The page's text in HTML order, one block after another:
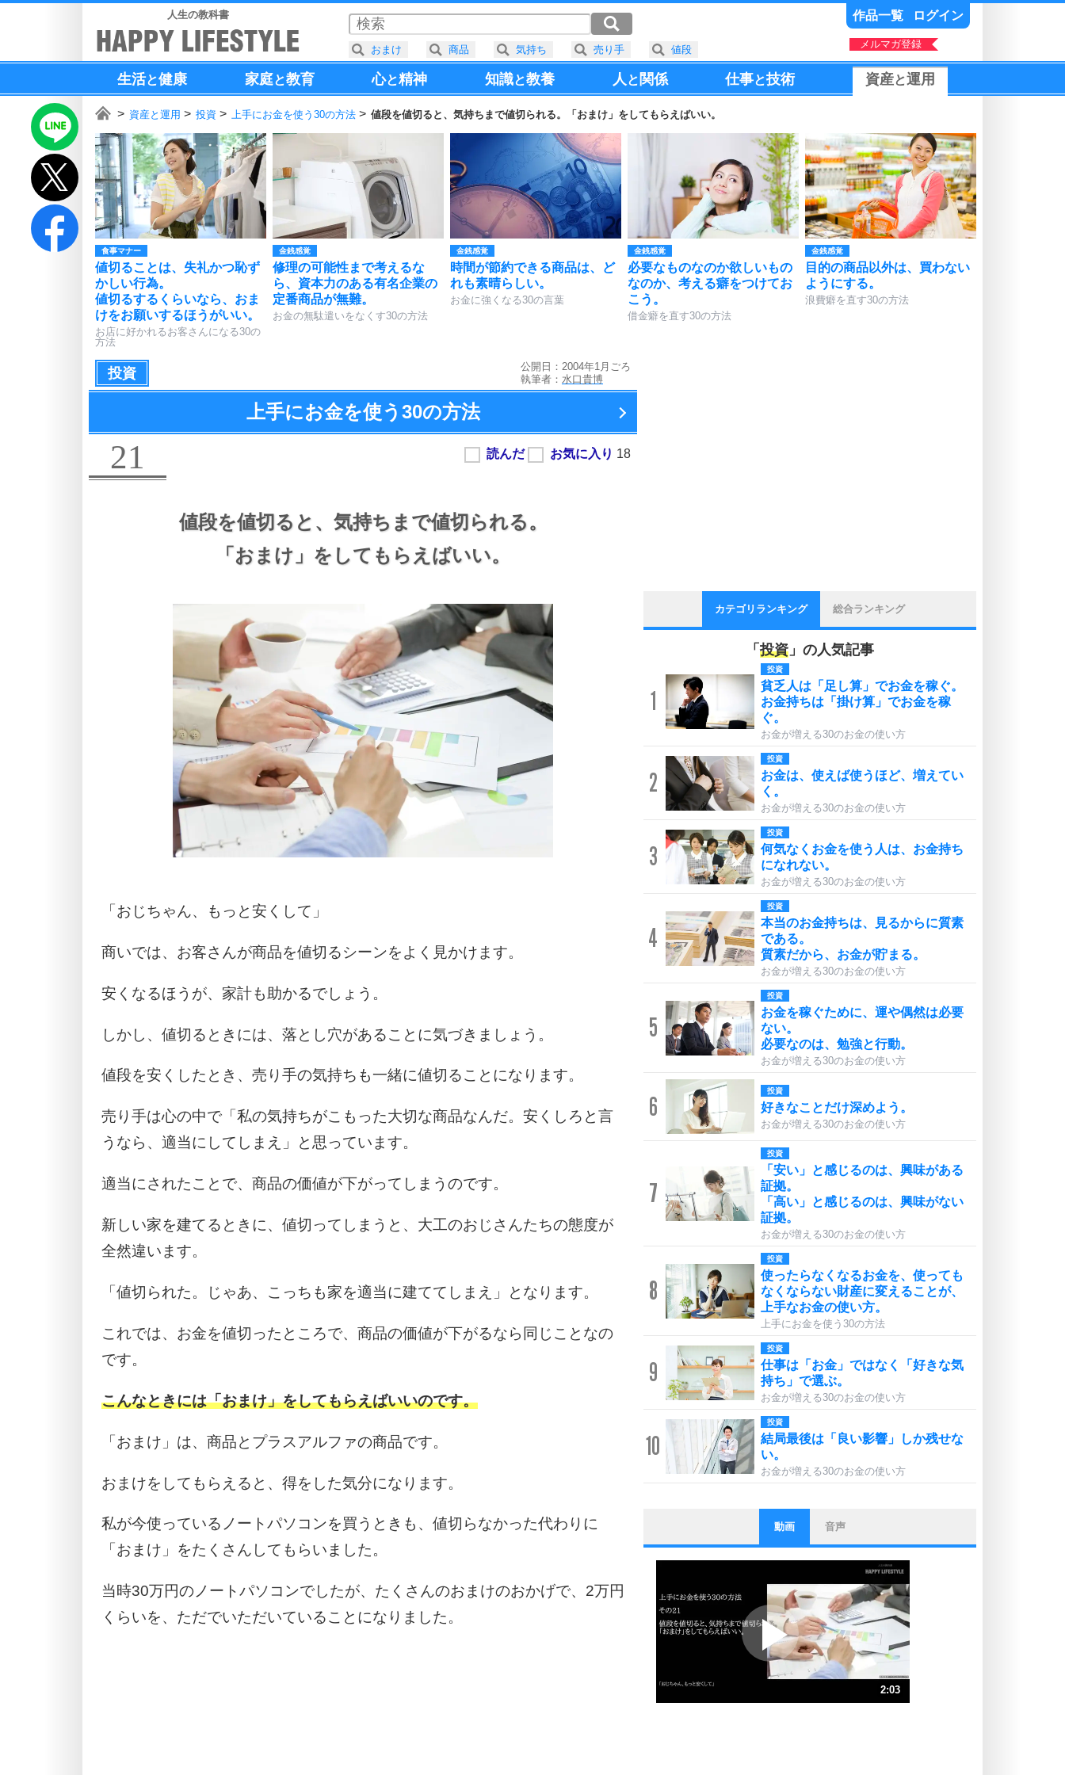
人生の教科書 作品一覧 ログイン
メルマガ登録
生活と健康 家庭と教育 心と精神 知識と教養 人と 関係 仕事と技術 資産と運用
資産と運用 投資 上手にお金を使う30の方法 値段を値切ると、気持ちまで値切られる。「おまけ」をしてもらえばいい。
食事マナー
値切ることは、失礼かつ恥ず
かしい行為。
値切るするくらいなら、おま
けをお願いするほうがいい。
お店に好かれるお客さんになる30の
方法
金銭感覚
修理の可能性まで考えるな
ら、資本力のある有名企業の
定番商品が無難。
お金の無駄遣いをなくす30の方法
金銭感覚
時間が節約できる商品は、ど
れも素晴らしい。
お金に強くなる30の言葉
金銭感覚
必要なものなのか欲しいもの
なのか、考える癖をつけてお
こう。
借金癖を直す30の方法
金銭感覚
目的の商品以外は、買わない
ようにする。
浪費癖を直す30の方法
投資
公開日：2004年1月ごろ
執筆者： 水口貴博
上手にお金を使う 30の方法
21
値段を値切ると、 気持ちまで値切られる。
「おまけ」をしてもらえばいい。
「おじちゃん、もっと安くして」
商いでは、お客さんが商品を値切るシーンをよく見かけます。
安くなるほうが、家計も助かるでしょう。
しかし、値切るときには、落とし穴があることに気づきましょう。
値段を安くしたとき、売り手の気持ちも一緒に値切ることになります。
売り手は心の中で「私の気持ちがこもった大切な商品なんだ。安くしろと言
うなら、適当にしてしまえ」と思っています。
適当にされたことで、商品の価値が下がってしまうのです。
新しい家を建てるときに、値切ってしまうと、大工のおじさんたちの態度が
全然違います。
「値切られた。じゃあ、こっちも家を適当に建ててしまえ」となります。
これでは、お金を値切ったところで、商品の価値が下がるなら同じことなの
です。
こんなときには「おまけ」をしてもらえばいいのです。
「おまけ」は、商品とプラスアルファの商品です。
おまけをしてもらえると、得をした気分になります。
私が今使っているノートパソコンを買うときも、値切らなかった代わりに
「おまけ」をたくさんしてもらいました。
当時30万円のノートパソコンでしたが、たくさんのおまけのおかげで、2万円
くらいを、ただでいただいていることになりました。
カテゴリランキング 総合ランキング
「投資 」の人気記事
1
投資
貧乏人は「足し算」でお金を稼ぐ。
お金持ちは「掛け算」でお金を稼
ぐ。
お金が増える30のお金の使い方
2
投資
お金は、使えば使うほど、増えてい
く。
お金が増える30のお金の使い方
3
投資
何気なくお金を使う人は、お金持ち
になれない。
お金が増える30のお金の使い方
4
投資
本当のお金持ちは、見るからに質素
である。
質素だから、お金が貯まる。
お金が増える30のお金の使い方
5
投資
お金を稼ぐために、運や偶然は必要
ない。
必要なのは、勉強と行動。
お金が増える30のお金の使い方
6
投資
好きなことだけ深めよう。
お金が増える30のお金の使い方
7
投資
「安い」と感じるのは、興味がある
証拠。
「高い」と感じるのは、興味がない
証拠。
お金が増える30のお金の使い方
8
投資
使ったらなくなるお金を、使っても
なくならない財産に変えることが、
上手なお金の使い方。
上手にお金を使う30の方法
9
投資
仕事は「お金」ではなく「好きな気
持ち」で選ぶ。
お金が増える30のお金の使い方
10
投資
結局最後は「良い影響」しか残せな
い。
お金が増える30のお金の使い方
1
ストレス対策
他人と比べない。
いっそのこと、他人を見ない。
プラス思考
ポジティブになれない原因は、行動
しないから。
ポジティブ思考になる30の方法
3
ストレス対策
動画 音声
2:03
おまけ 商品 気持ち 売り手 値段